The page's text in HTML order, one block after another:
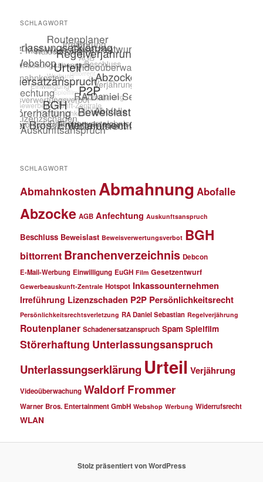
SCHLAGWORT
SCHLAGWORT
Abmahnkosten Abmahnung Abofalle
Abzocke AGB Anfechtung Auskunftsanspruch
Beschluss Beweislast Beweisverwertungsverbot BGH
bittorrent Branchenverzeichnis Debcon
E-Mail-Werbung Einwilligung EuGH Film Gesetzentwurf
Gewerbeauskunft-Zentrale Hotspot Inkassounternehmen
Irreführung Lizenzschaden P2P Persönlichkeitsrecht
Persönlichkeitsrechtsverletzung RA Daniel Sebastian Regelverjährung
Routenplaner Schadenersatzanspruch Spam Spielfilm
Störerhaftung Unterlassungsanspruch
Unterlassungserklärung Urteil Verjährung
Videoüberwachung Waldorf Frommer
Warner Bros. Entertainment GmbH Webshop Werbung Widerrufsrecht
WLAN
Stolz präsentiert von WordPress